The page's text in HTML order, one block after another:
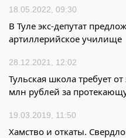
18.05.2022, 09:30
В Туле экс-депутат
артиллерийское училище
28.12.2021, 12:02
Тульская школа требует
млн рублей за
19.03.2019, 11:50
Хамство и откаты.